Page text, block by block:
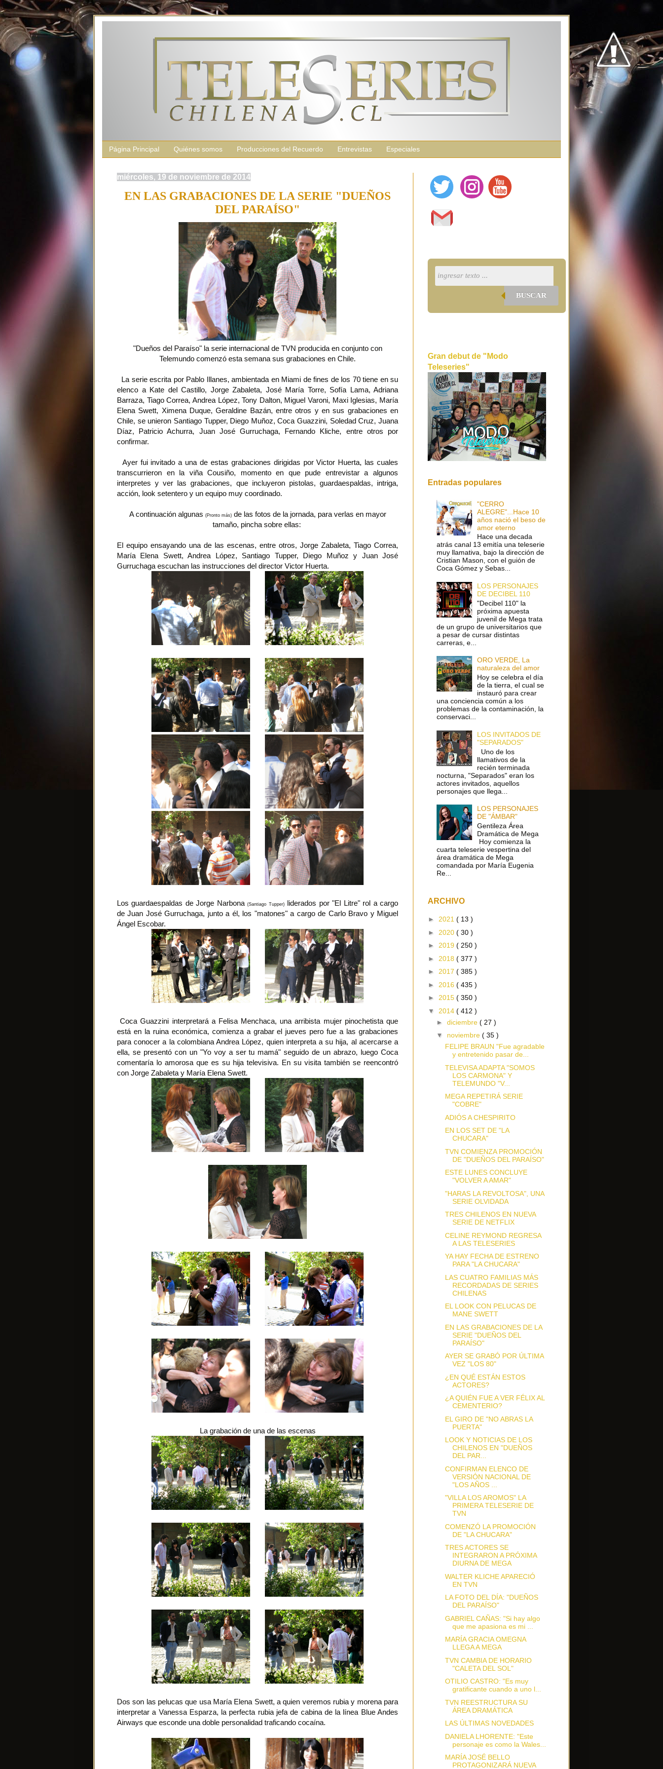
Página Principal Quiénes somos Producciones del Recuerdo Entrevistas Especiales
miércoles, 19 de noviembre de 2014
EN LAS GRABACIONES DE LA SERIE "DUEÑOS
DEL PARAÍSO"
"Dueños del Paraíso" la serie internacional de TVN producida en conjunto con
Telemundo comenzó esta semana sus grabaciones en Chile.
La serie escrita por Pablo Illanes, ambientada en Miami de fines de los 70 tiene en su
elenco a Kate del Castillo, Jorge Zabaleta, José María Torre, Sofía Lama, Adriana
Barraza, Tiago Correa, Andrea López, Tony Dalton, Miguel Varoni, Maxi Iglesias, María
Elena Swett, Ximena Duque, Geraldine Bazán, entre otros y en sus grabaciones en
Chile, se unieron Santiago Tupper, Diego Muñoz, Coca Guazzini, Soledad Cruz, Juana
Díaz, Patricio Achurra, Juan José Gurruchaga, Fernando Kliche, entre otros por
confirmar.
Ayer fui invitado a una de estas grabaciones dirigidas por Victor Huerta, las cuales
transcurrieron en la viña Cousiño, momento en que pude entrevistar a algunos
interpretes y ver las grabaciones, que incluyeron pistolas, guardaespaldas, intriga,
acción, look setentero y un equipo muy coordinado.
A continuación algunas (Pronto más)de las fotos de la jornada, para verlas en mayor
tamaño, pincha sobre ellas:
El equipo ensayando una de las escenas, entre otros, Jorge Zabaleta, Tiago Correa,
María Elena Swett, Andrea López, Santiago Tupper, Diego Muñoz y Juan José
Gurruchaga escuchan las instrucciones del director Victor Huerta.
Los guardaespaldas de Jorge Narbona(Santiago Tupper)liderados por "El Litre" rol a cargo
de Juan José Gurruchaga, junto a él, los "matones" a cargo de Carlo Bravo y Miguel
Ángel Escobar.
Coca Guazzini interpretará a Felisa Menchaca, una arribista mujer pinochetista que
está en la ruina económica, comienza a grabar el jueves pero fue a las grabaciones
para conocer a la colombiana Andrea López, quien interpreta a su hija, al acercarse a
ella, se presentó con un "Yo voy a ser tu mamá" seguido de un abrazo, luego Coca
comentaría lo amorosa que es su hija televisiva. En su visita también se reencontró
con Jorge Zabaleta y María Elena Swett.
La grabación de una de las escenas
Dos son las pelucas que usa María Elena Swett, a quien veremos rubia y morena para
interpretar a Vanessa Esparza, la perfecta rubia jefa de cabina de la línea Blue Andes
Airways que esconde una doble personalidad traficando cocaína.
BUSCAR
Gran debut de "Modo
Teleseries"
Entradas populares
"CERRO
ALEGRE"...Hace 10
años nació el beso de
amor eterno
Hace una decada
atrás canal 13 emitía una teleserie
muy llamativa, bajo la dirección de
Cristian Mason, con el guión de
Coca Gómez y Sebas...
LOS PERSONAJES
DE DECIBEL 110
"Decibel 110" la
próxima apuesta
juvenil de Mega trata
de un grupo de universitarios que
a pesar de cursar distintas
carreras, e...
ORO VERDE, La
naturaleza del amor
Hoy se celebra el día
de la tierra, el cual se
instauró para crear
una conciencia común a los
problemas de la contaminación, la
conservaci...
LOS INVITADOS DE
"SEPARADOS"
Uno de los
llamativos de la
recién terminada
nocturna, "Separados" eran los
actores invitados, aquellos
personajes que llega...
LOS PERSONAJES
DE "ÁMBAR"
Gentileza Área
Dramática de Mega
Hoy comienza la
cuarta teleserie vespertina del
área dramática de Mega
comandada por María Eugenia
Re...
ARCHIVO
► 2021 ( 13 )
► 2020 ( 30 )
► 2019 ( 250 )
► 2018 ( 377 )
► 2017 ( 385 )
► 2016 ( 435 )
► 2015 ( 350 )
▼ 2014 ( 412 )
► diciembre ( 27 )
▼ noviembre ( 35 )
FELIPE BRAUN "Fue agradable
y entretenido pasar de...
TELEVISA ADAPTA "SOMOS
LOS CARMONA" Y
TELEMUNDO "V...
MEGA REPETIRÁ SERIE
"COBRE"
ADIÓS A CHESPIRITO
EN LOS SET DE "LA
CHUCARA"
TVN COMIENZA PROMOCIÓN
DE "DUEÑOS DEL PARAÍSO"
ESTE LUNES CONCLUYE
"VOLVER A AMAR"
"HARAS LA REVOLTOSA", UNA
SERIE OLVIDADA
TRES CHILENOS EN NUEVA
SERIE DE NETFLIX
CELINE REYMOND REGRESA
A LAS TELESERIES
YA HAY FECHA DE ESTRENO
PARA "LA CHUCARA"
LAS CUATRO FAMILIAS MÁS
RECORDADAS DE SERIES
CHILENAS
EL LOOK CON PELUCAS DE
MANE SWETT
EN LAS GRABACIONES DE LA
SERIE "DUEÑOS DEL
PARAÍSO"
AYER SE GRABÓ POR ÚLTIMA
VEZ "LOS 80"
¿EN QUÉ ESTÁN ESTOS
ACTORES?
¿A QUIÉN FUE A VER FÉLIX AL
CEMENTERIO?
EL GIRO DE "NO ABRAS LA
PUERTA"
LOOK Y NOTICIAS DE LOS
CHILENOS EN "DUEÑOS
DEL PAR...
CONFIRMAN ELENCO DE
VERSIÓN NACIONAL DE
"LOS AÑOS ...
"VILLA LOS AROMOS" LA
PRIMERA TELESERIE DE
TVN
COMENZÓ LA PROMOCIÓN
DE "LA CHUCARA"
TRES ACTORES SE
INTEGRARON A PRÓXIMA
DIURNA DE MEGA
WALTER KLICHE APARECIÓ
EN TVN
LA FOTO DEL DÍA: "DUEÑOS
DEL PARAÍSO"
GABRIEL CAÑAS: "Si hay algo
que me apasiona es mi ...
MARÍA GRACIA OMEGNA
LLEGA A MEGA
TVN CAMBIA DE HORARIO
"CALETA DEL SOL"
OTILIO CASTRO: "Es muy
gratificante cuando a uno l...
TVN REESTRUCTURA SU
ÁREA DRAMÁTICA
LAS ÚLTIMAS NOVEDADES
DANIELA LHORENTE: "Este
personaje es como la Wales...
MARÍA JOSÉ BELLO
PROTAGONIZARÁ NUEVA